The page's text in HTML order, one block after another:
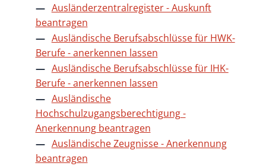
Ausländerzentralregister - Auskunft
beantragen
Ausländische Berufsabschlüsse für HWK-
Berufe - anerkennen lassen
Ausländische Berufsabschlüsse für IHK-
Berufe - anerkennen lassen
Ausländische
Hochschulzugangsberechtigung -
Anerkennung beantragen
Ausländische Zeugnisse - Anerkennung
beantragen